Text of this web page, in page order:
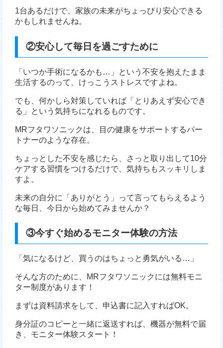
1台あるだけで、家族の未来がちょっぴり安心できる
かもしれませんね。
②安心して毎日を過ごすために
「いつか手術になるかも…」という不安を抱えたまま
生活するのって、けっこうストレスですよね。
でも、何かしら対策していれば「とりあえず安心でき
る」という気持ちになれるものです。
MRフタワソニックは、目の健康をサポートするパー
トナーのような存在。
ちょっとした不安を感じたら、さっと取り出して10分
ケアする習慣をつけるだけで、気持ちもスッキリしま
すよ。
未来の自分に「ありがとう」って言ってもらえるよう
な毎日、今日から始めてみませんか？
③今すぐ始めるモニター体験の方法
「気になるけど、買うのはちょっと勇気がいる…」
そんな方のために、MRフタワソニックには無料モニ
ター制度があります！
まずは資料請求をして、申込書に記入すればOK。
身分証のコピーと一緒に返送すれば、機器が無料で届
き、モニター体験スタート！